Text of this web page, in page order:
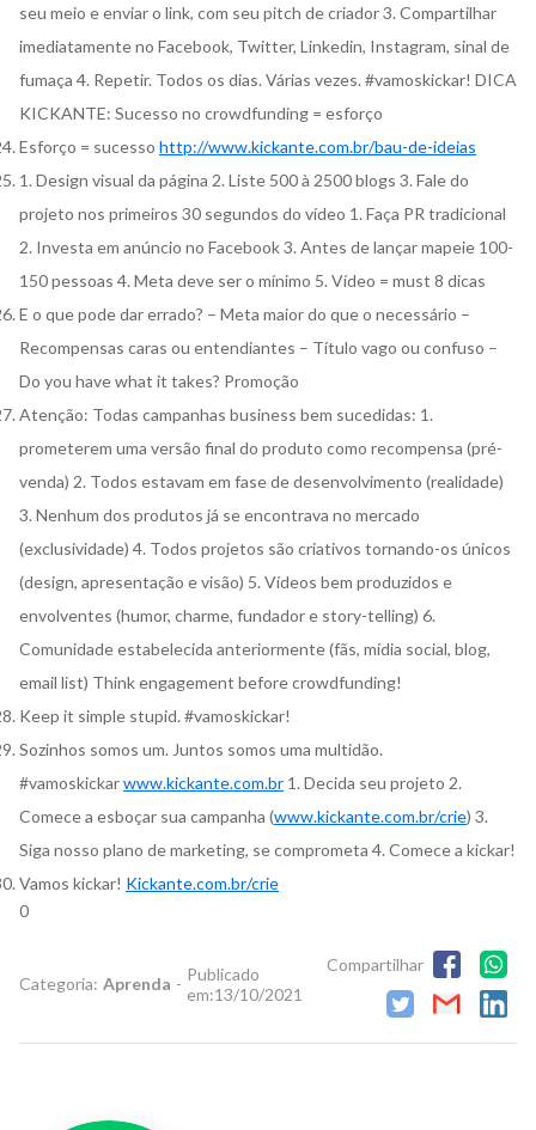
seu meio e enviar o link, com seu pitch de criador 3. Compartilhar
imediatamente no Facebook, Twitter, Linkedin, Instagram, sinal de
fumaça 4. Repetir. Todos os dias. Várias vezes. #vamoskickar! DICA
KICKANTE: Sucesso no crowdfunding = esforço
Esforço = sucesso http://www.kickante.com.br/bau-de-ideias
1. Design visual da página 2. Liste 500 à 2500 blogs 3. Fale do
projeto nos primeiros 30 segundos do vídeo 1. Faça PR tradicional
2. Investa em anúncio no Facebook 3. Antes de lançar mapeie 100-
150 pessoas 4. Meta deve ser o mínimo 5. Vídeo = must 8 dicas
E o que pode dar errado? – Meta maior do que o necessário –
Recompensas caras ou entendiantes – Título vago ou confuso –
Do you have what it takes? Promoção
Atenção: Todas campanhas business bem sucedidas: 1.
prometerem uma versão final do produto como recompensa (pré-
venda) 2. Todos estavam em fase de desenvolvimento (realidade)
3. Nenhum dos produtos já se encontrava no mercado
(exclusividade) 4. Todos projetos são criativos tornando-os únicos
(design, apresentação e visão) 5. Vídeos bem produzidos e
envolventes (humor, charme, fundador e story-telling) 6.
Comunidade estabelecida anteriormente (fãs, mídia social, blog,
email list) Think engagement before crowdfunding!
Keep it simple stupid. #vamoskickar!
Sozinhos somos um. Juntos somos uma multidão.
#vamoskickarwww.kickante.com.br 1. Decida seu projeto 2.
Comece a esboçar sua campanha (www.kickante.com.br/crie) 3.
Siga nosso plano de marketing, se comprometa 4. Comece a kickar!
Vamos kickar! Kickante.com.br/crie
0
Categoria: Aprenda - Publicado
em:13/10/2021
Compartilhar